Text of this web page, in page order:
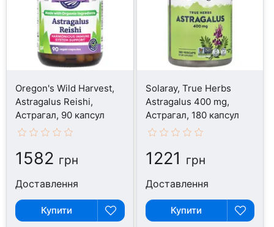
Oregon's Wild Harvest,
Astragalus Reishi,
Астрагал, 90 капсул
1582 грн
Доставлення
Купити
Solaray, True Herbs
Astragalus 400 mg,
Астрагал, 180 капсул
1221 грн
Доставлення
Купити